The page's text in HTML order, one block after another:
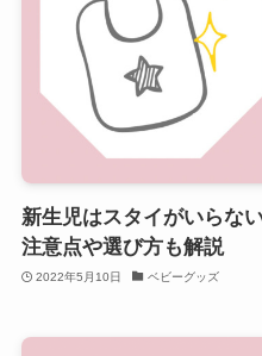
新生児はスタイがいらな
注意点や選び方も解説
2022年5月10日 ベビーグッズ